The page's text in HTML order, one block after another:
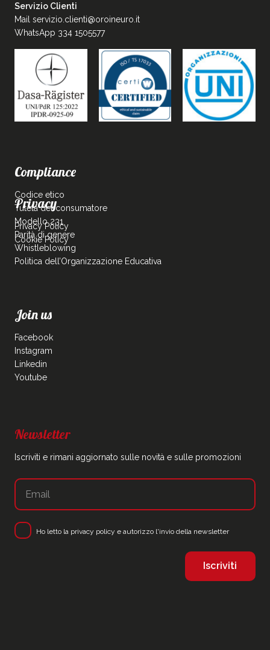
Servizio Clienti
Mail servizio.clienti@oroineuro.it
WhatsApp 334 1505577
Compliance
Codice etico
Tutela del consumatore
Modello 231
Parità di genere
Whistleblowing
Politica dell’Organizzazione Educativa
Privacy
Privacy Policy
Cookie Policy
Join us
Facebook
Instagram
Linkedin
Youtube
Newsletter
Iscriviti e rimani aggiornato sulle novità e sulle promozioni
Ho letto la privacy policy e autorizzo l'invio della newsletter